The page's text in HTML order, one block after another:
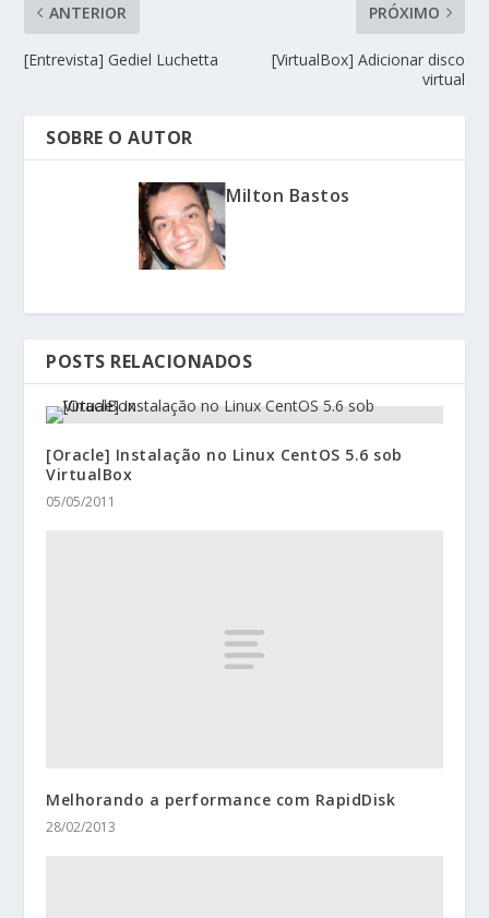
ANTERIOR
[Entrevista] Gediel Luchetta
PRÓXIMO
[VirtualBox] Adicionar disco
virtual
SOBRE O AUTOR
Milton Bastos
POSTS RELACIONADOS
[Oracle] Instalação no Linux CentOS 5.6 sob
VirtualBox
05/05/2011
Melhorando a performance com RapidDisk
28/02/2013